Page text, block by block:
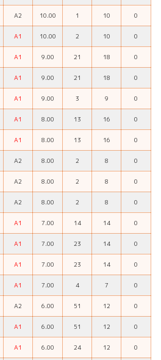
A2 10.00 1 10 0
A1 10.00 2 10 0
A1 9.00 21 18 0
A1 9.00 21 18 0
A1 9.00 3 9 0
A1 8.00 13 16 0
A1 8.00 13 16 0
A2 8.00 2 8 0
A2 8.00 2 8 0
A2 8.00 2 8 0
A1 7.00 14 14 0
A1 7.00 23 14 0
A1 7.00 23 14 0
A1 7.00 4 7 0
A2 6.00 51 12 0
A1 6.00 51 12 0
A1 6.00 24 12 0